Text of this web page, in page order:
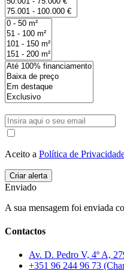
Aceito a Política de
Enviado
A sua mensagem foi enviada
Contactos
Av. D. Pedro V, 4º A,
+351 96 244 96 73